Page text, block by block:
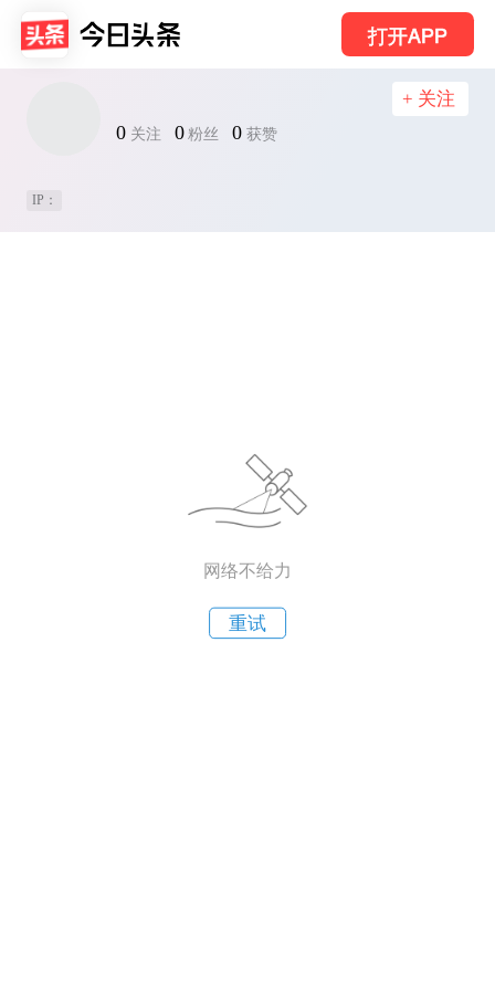
打开APP
0 关注 0 粉丝 0 获赞
+ 关注
IP：
网络不给力
重试